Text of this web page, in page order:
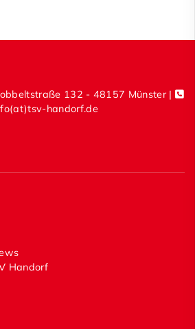
132 - 48157 Münster |
handorf.de
Handorf